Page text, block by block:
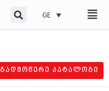
GE
ᲒᲐᲓᲛᲝᲬᲔᲠᲔ ᲙᲐᲢᲐᲚᲝᲒᲘ